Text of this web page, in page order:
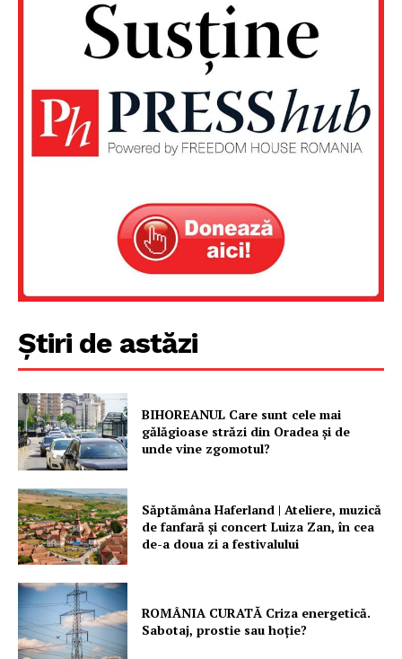
Un proiect
FREEDOM HOUSE ROMÂNIA
PRESShub
Despre noi / Echipa
Proiecte editoriale
Rețea
Contact
Știri de astăzi
BIHOREANUL Care sunt cele mai
gălăgioase străzi din Oradea și de
unde vine zgomotul?
Săptămâna Haferland | Ateliere, muzică
de fanfară şi concert Luiza Zan, în cea
de-a doua zi a festivalului
ROMÂNIA CURATĂ Criza energetică.
Sabotaj, prostie sau hoție?